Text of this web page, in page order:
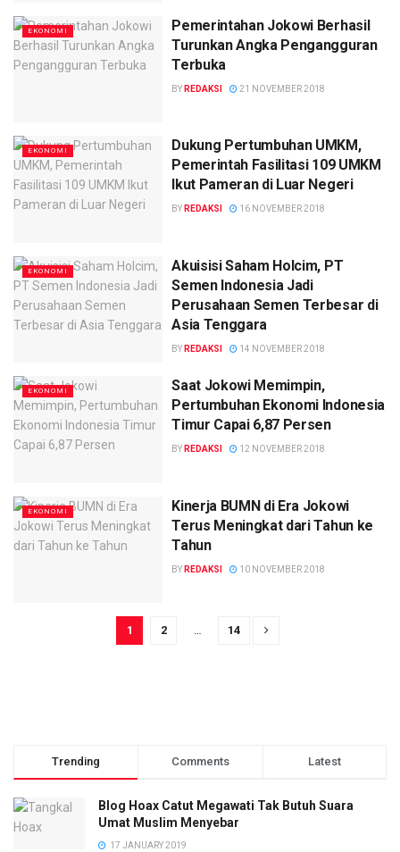
EKONOMI
Pemerintahan Jokowi Berhasil
Turunkan Angka Pengangguran
Terbuka
BY REDAKSI 21 NOVEMBER 2018
EKONOMI
Dukung Pertumbuhan UMKM,
Pemerintah Fasilitasi 109 UMKM
Ikut Pameran di Luar Negeri
BY REDAKSI 16 NOVEMBER 2018
EKONOMI
Akuisisi Saham Holcim, PT
Semen Indonesia Jadi
Perusahaan Semen Terbesar di
Asia Tenggara
BY REDAKSI 14 NOVEMBER 2018
EKONOMI
Saat Jokowi Memimpin,
Pertumbuhan Ekonomi Indonesia
Timur Capai 6,87 Persen
BY REDAKSI 12 NOVEMBER 2018
EKONOMI
Kinerja BUMN di Era Jokowi
Terus Meningkat dari Tahun ke
Tahun
BY REDAKSI 10 NOVEMBER 2018
1 2 … 14
Trending Comments Latest
Blog Hoax Catut Megawati Tak Butuh Suara
Umat Muslim Menyebar
17 JANUARY 2019